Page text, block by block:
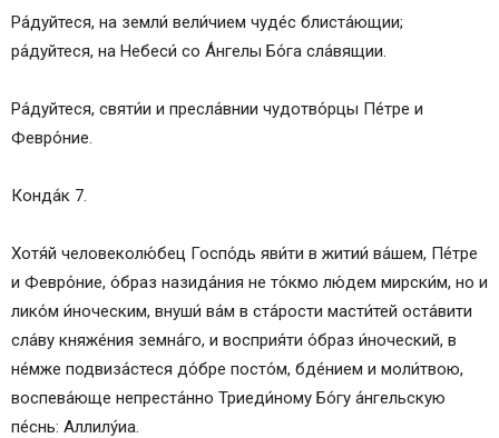
Ра́дуйтеся, на земли́ вели́чием чуде́с блиста́ющии;
ра́дуйтеся, на Небеси́ со А́нгелы Бо́га сла́вящии.
Ра́дуйтеся, святи́и и пресла́внии чудотво́рцы Пе́тре и
Февро́ние.
Конда́к 7.
Хотя́й человеколю́бец Госпо́дь яви́ти в житии́ ва́шем, Пе́тре
и Февро́ние, о́браз назида́ния не то́кмо лю́дем мирски́м, но и
лико́м и́ноческим, внуши́ ва́м в ста́рости масти́тей оста́вити
сла́ву княже́ния земна́го, и восприя́ти о́браз и́ноческий, в
не́мже подвиза́стеся до́бре посто́м, бде́нием и моли́твою,
воспева́юще непреста́нно Триеди́ному Бо́гу а́нгельскую
пе́снь: Аллилу́иа.